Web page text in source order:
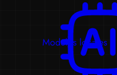
Modelos locales